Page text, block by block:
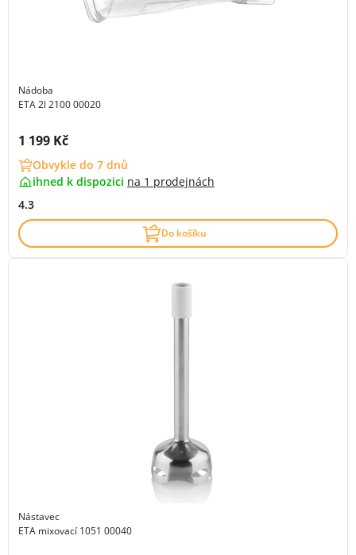
Nádoba
ETA 2l 2100 00020
Cena s DPH:
1 199 Kč
Obvykle do 7 dnů
ihned k dispozici na 1 prodejnách
4.3
Do košíku
Nástavec
ETA mixovací 1051 00040